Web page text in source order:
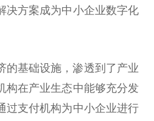
决方案成为中小企业数字化
的基础设施，渗透到了产业
构在产业生态中能够充分发
过支付机构为中小企业进行